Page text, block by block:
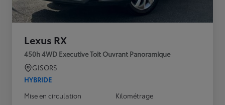
Lexus RX
450h 4WD Executive Toit Ouvrant Panoramique
GISORS
HYBRIDE
Mise en circulation
Kilométrage